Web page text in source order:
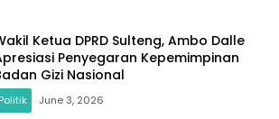
Ketua DPRD Sulteng, Ambo Dalle
Penyegaran Kepemimpinan
Gizi Nasional
Politik June 3, 2026